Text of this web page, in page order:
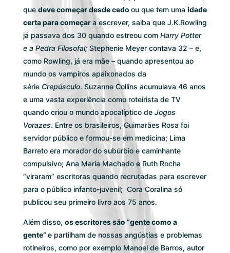
que deve começar desde cedo ou que tem uma idade
certa para começara escrever, saiba que J.K.Rowling
já passava dos 30 quando estreou com Harry Potter
e a Pedra Filosofal; Stephenie Meyer contava 32 – e,
como Rowling, já era mãe – quando apresentou ao
mundo os vampiros apaixonados da
série Crepúsculo. Suzanne Collins acumulava 46 anos
e uma vasta experiência como roteirista de TV
quando criou o mundo apocalíptico de Jogos
Vorazes. Entre os brasileiros, Guimarães Rosa foi
servidor público e formou-se em medicina; Lima
Barreto era morador do subúrbio e caminhante
compulsivo; Ana Maria Machado e Ruth Rocha
“viraram” escritoras quando recrutadas para escrever
para o público infanto-juvenil; Cora Coralina só
publicou seu primeiro livro aos 75 anos.
Além disso, os escritores são “gente como a
gente”e partilham de nossas angústias e problemas
rotineiros, como por exemplo Manoel de Barros, autor